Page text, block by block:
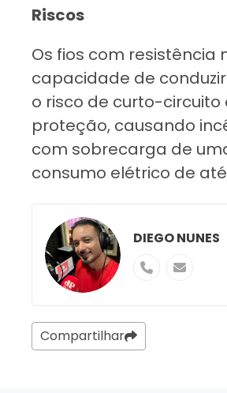
Riscos
Os fios com
capacidade de
o risco de curto-
proteção, causando
com sobrecarga de
consumo elétrico de
DIEGO NUNES
Compartilhar